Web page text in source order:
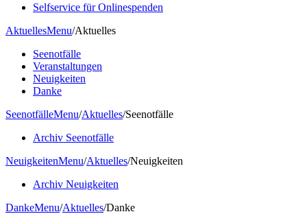
Selfservice für Onlinespenden
AktuellesMenu/Aktuelles
Seenotfälle
Veranstaltungen
Neuigkeiten
Danke
SeenotfälleMenu/Aktuelles/Seenotfälle
Archiv Seenotfälle
NeuigkeitenMenu/Aktuelles/Neuigkeiten
Archiv Neuigkeiten
DankeMenu/Aktuelles/Danke